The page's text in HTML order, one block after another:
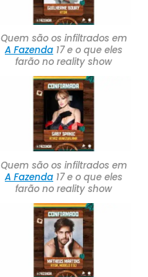
Quem são os infiltrados em
A Fazenda 17 e o que eles
farão no reality show
Quem são os infiltrados em
A Fazenda 17 e o que eles
farão no reality show